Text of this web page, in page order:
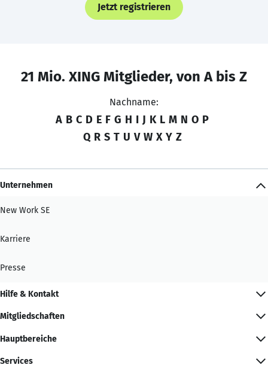
Jetzt registrieren
21 Mio. XING Mitglieder, von A bis Z
Nachname:
A B C D E F G H I J K L M N O P
Q R S T U V W X Y Z
Unternehmen
New Work SE
Karriere
Presse
Hilfe & Kontakt
Mitgliedschaften
Hauptbereiche
Services